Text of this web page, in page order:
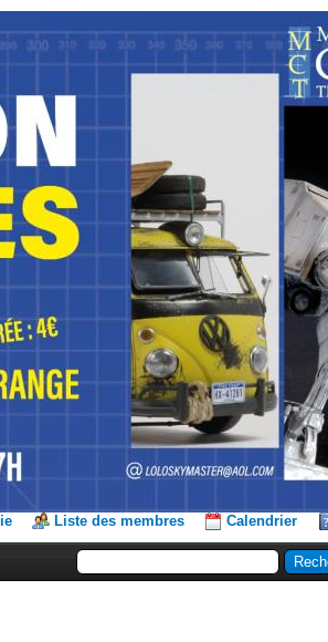
Liste des membres Calendrier